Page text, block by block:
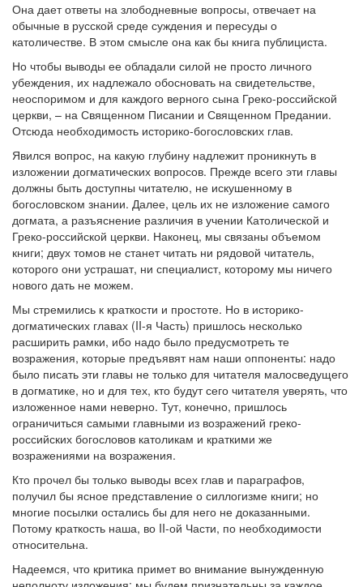
Она дает ответы на злободневные вопросы, отвечает на
обычные в русской среде суждения и пересуды о
католичестве. В этом смысле она как бы книга публициста.
Но чтобы выводы ее обладали силой не просто личного
убеждения, их надлежало обосновать на свидетельстве,
неоспоримом и для каждого верного сына Греко-российской
церкви, – на Священном Писании и Священном Предании.
Отсюда необходимость историко-богословских глав.
Явился вопрос, на какую глубину надлежит проникнуть в
изложении догматических вопросов. Прежде всего эти главы
должны быть доступны читателю, не искушенному в
богословском знании. Далее, цель их не изложение самого
догмата, а разъяснение различия в учении Католической и
Греко-российской церкви. Наконец, мы связаны объемом
книги; двух томов не станет читать ни рядовой читатель,
которого они устрашат, ни специалист, которому мы ничего
нового дать не можем.
Мы стремились к краткости и простоте. Но в историко-
догматических главах (II-я Часть) пришлось несколько
расширить рамки, ибо надо было предусмотреть те
возражения, которые предъявят нам наши оппоненты: надо
было писать эти главы не только для читателя малосведущего
в догматике, но и для тех, кто будут сего читателя уверять, что
изложенное нами неверно. Тут, конечно, пришлось
ограничиться самыми главными из возражений греко-
российских богословов католикам и краткими же
возражениями на возражения.
Кто прочел бы только выводы всех глав и параграфов,
получил бы ясное представление о силлогизме книги; но
многие посылки остались бы для него не доказанными.
Потому краткость наша, во II-ой Части, по необходимости
относительна.
Надеемся, что критика примет во внимание вынужденную